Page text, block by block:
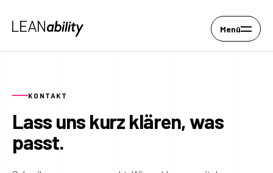
Menü
KONTAKT
Lass uns kurz klären, was
passt.